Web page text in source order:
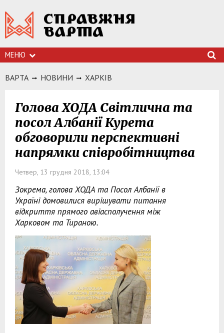
МЕНЮ
ВАРТА НОВИНИ ХАРКIВ
Голова ХОДА Світлична та
посол Албанії Курета
обговорили перспективні
напрямки співробітництва
Четвер, 13 грудня 2018, 13:04
Зокрема, голова ХОДА та Посол Албанії в
Україні домовилися вирішувати питання
відкриття прямого авіасполучення між
Харковом та Тираною.